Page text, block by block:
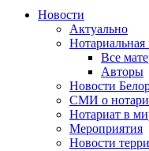
Новости
Актуально
Нотариальная
Все
Авторы
Новости
СМИ о
Нотариат в
Мероприятия
Новости